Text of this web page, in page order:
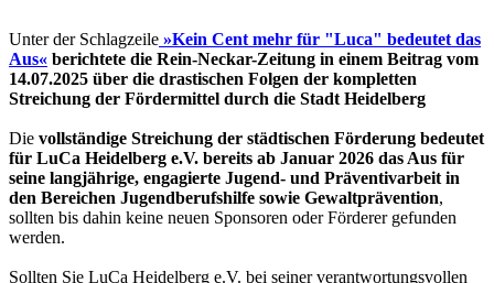
Unter der Schlagzeile »Kein Cent mehr für "Luca" bedeutet das
Aus« berichtete die Rein-Neckar-Zeitung in einem Beitrag vom
14.07.2025 über die drastischen Folgen der kompletten
Streichung der Fördermittel durch die Stadt Heidelberg
Die vollständige Streichung der städtischen Förderung bedeutet
für LuCa Heidelberg e.V. bereits ab Januar 2026 das Aus für
seine langjährige, engagierte Jugend- und Präventivarbeit in
den Bereichen Jugendberufshilfe sowie Gewaltprävention,
sollten bis dahin keine neuen Sponsoren oder Förderer gefunden
werden.
Sollten Sie LuCa Heidelberg e.V. bei seiner verantwortungsvollen